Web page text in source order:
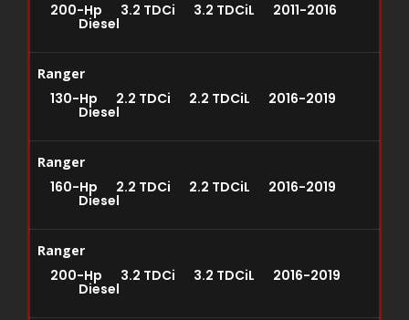
200-Hp 3.2 TDCi 3.2 TDCiL 2011-2016
Diesel
Ranger
130-Hp 2.2 TDCi 2.2 TDCiL 2016-2019
Diesel
Ranger
160-Hp 2.2 TDCi 2.2 TDCiL 2016-2019
Diesel
Ranger
200-Hp 3.2 TDCi 3.2 TDCiL 2016-2019
Diesel